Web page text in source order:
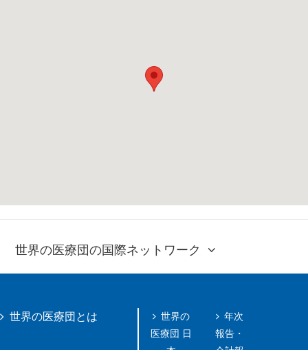
世界の医療団の国際ネットワーク
世界の医療団とは
世界の
医療団 日
年次
報告・